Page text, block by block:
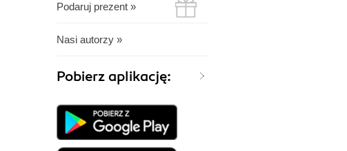
Podaruj prezent »
Nasi autorzy »
Pobierz aplikację: